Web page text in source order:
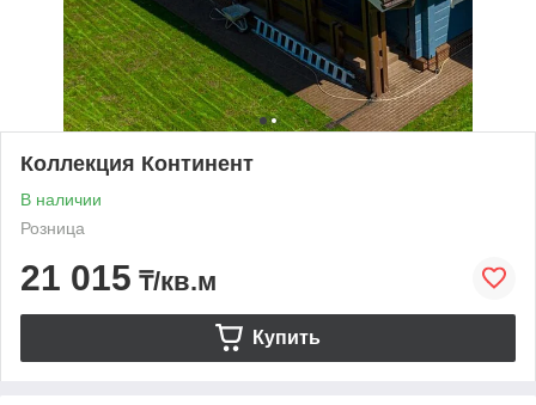
Коллекция Континент
В наличии
Розница
21 015 ₸/кв.м
Купить